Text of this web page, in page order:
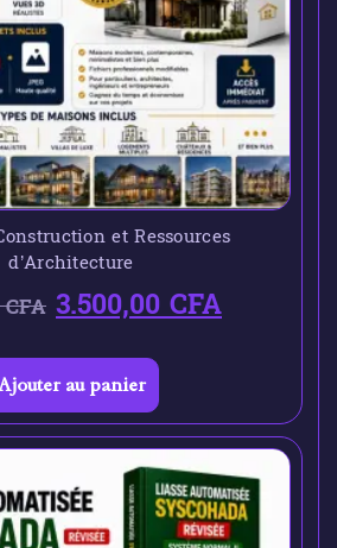
et Ressources
d’Architecture
CFA 3.500,00CFA
au panier